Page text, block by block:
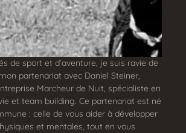
de sport et d’aventure, je suis ravie de
partenariat avec Daniel Steiner,
Marcheur de Nuit, spécialiste en
et team building. Ce partenariat est né
: celle de vous aider à développer
et mentales, tout en vous